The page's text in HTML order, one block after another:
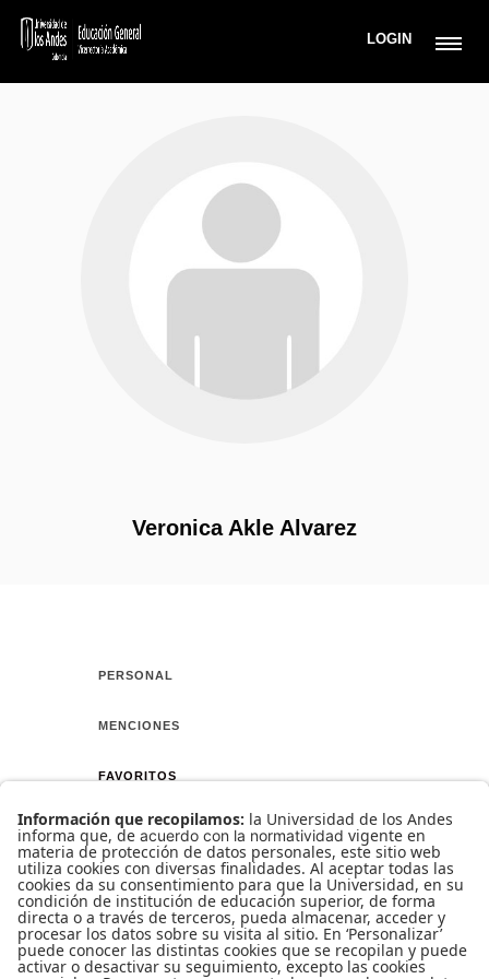
LOGIN
Veronica Akle Alvarez
PERSONAL
MENCIONES
FAVORITOS
AMIGOS
CURSO